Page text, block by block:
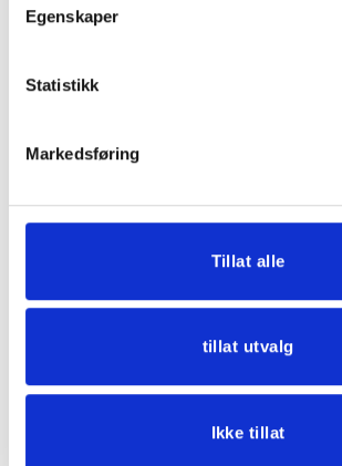
Egenskaper
Statistikk
Markedsføring
Tillat alle
tillat utvalg
Ikke tillat
RELATERTE PRODUKTER